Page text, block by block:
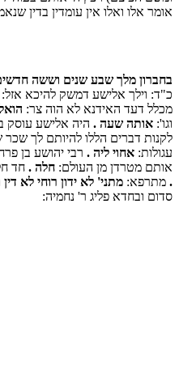
אומר אלו ואלו אין עומדין בדין
בחברון מלך שבע שנים וששה
כ"ד: וילך אלישע דמשק להיכא אזל:
מכלל דעד האידנא לא הוה צר:
וגו': אותה שעה . היה אלישע עוסק
לקנות דברים הללו להיותם לך
עגולות: אחוי ליה . רבי יהושע בן
אותם מטרדן מן העולם: חלה . חד
. מתרפא: מתני' לא ידון רוחי לא
סדום ובחדא פליג ר' נחמיה: